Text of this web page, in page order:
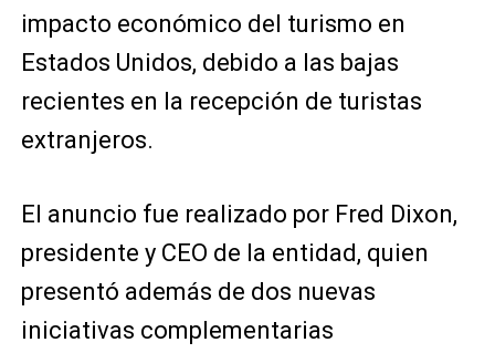
impacto económico del turismo en
Estados Unidos, debido a las bajas
recientes en la recepción de turistas
extranjeros.
El anuncio fue realizado por Fred Dixon,
presidente y CEO de la entidad, quien
presentó además de dos nuevas
iniciativas complementarias